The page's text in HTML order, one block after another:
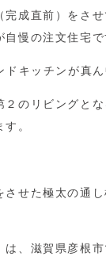
完成直前）をさ
慢の注文住宅で
ドキッチンが真
２のリビングと
。
させた極太の通
は、滋賀県彦根